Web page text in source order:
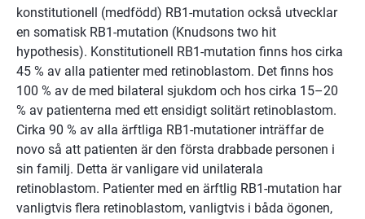
konstitutionell (medfödd) RB1-mutation också utvecklar
en somatisk RB1-mutation (Knudsons two hit
hypothesis). Konstitutionell RB1-mutation finns hos cirka
45 % av alla patienter med retinoblastom. Det finns hos
100 % av de med bilateral sjukdom och hos cirka 15–20
% av patienterna med ett ensidigt solitärt retinoblastom.
Cirka 90 % av alla ärftliga RB1-mutationer inträffar de
novo så att patienten är den första drabbade personen i
sin familj. Detta är vanligare vid unilaterala
retinoblastom. Patienter med en ärftlig RB1-mutation har
vanligtvis flera retinoblastom, vanligtvis i båda ögonen,